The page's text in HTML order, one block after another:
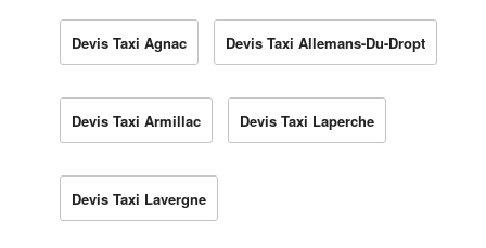
Devis Taxi Agnac Devis Taxi Allemans-Du-Dropt
Devis Taxi Armillac Devis Taxi Laperche
Devis Taxi Lavergne